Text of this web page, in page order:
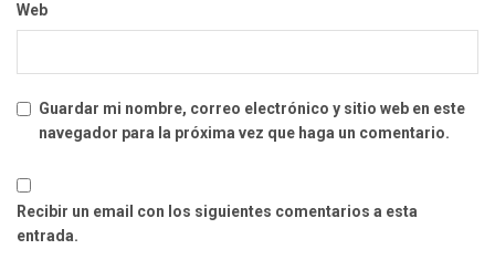
Web
Guardar mi nombre, correo electrónico y sitio web en este
navegador para la próxima vez que haga un comentario.
Recibir un email con los siguientes comentarios a esta
entrada.